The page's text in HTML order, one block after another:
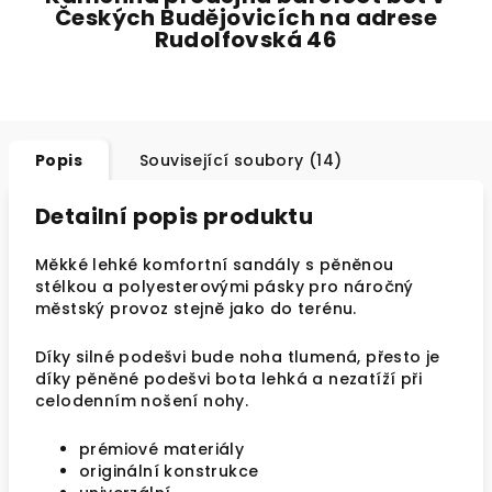
Českých Budějovicích na adrese
Rudolfovská 46
Popis Související soubory (14)
Detailní popis produktu
Měkké lehké komfortní sandály s pěněnou
stélkou a polyesterovými pásky pro náročný
městský provoz stejně jako do terénu.
Díky silné podešvi bude noha tlumená, přesto je
díky pěněné podešvi bota lehká a nezatíží při
celodenním nošení nohy.
prémiové materiály
originální konstrukce